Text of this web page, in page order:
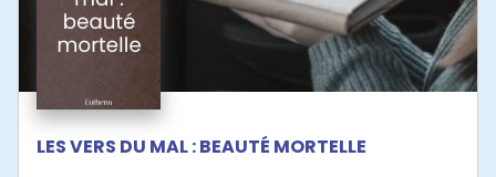
LES VERS DU MAL : BEAUTÉ MORTELLE